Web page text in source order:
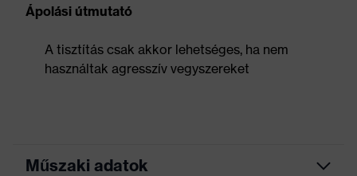
Ápolási útmutató
A tisztítás csak akkor lehetséges, ha nem
használtak agresszív vegyszereket
Műszaki adatok